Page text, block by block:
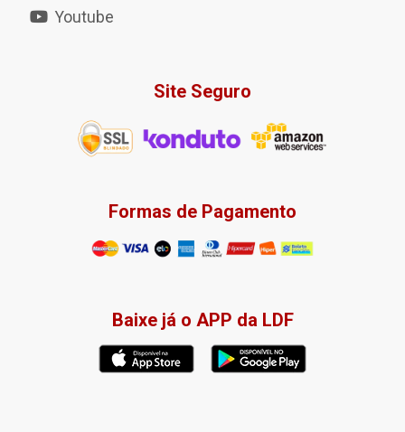
Youtube
Site Seguro
Formas de Pagamento
Baixe já o APP da LDF